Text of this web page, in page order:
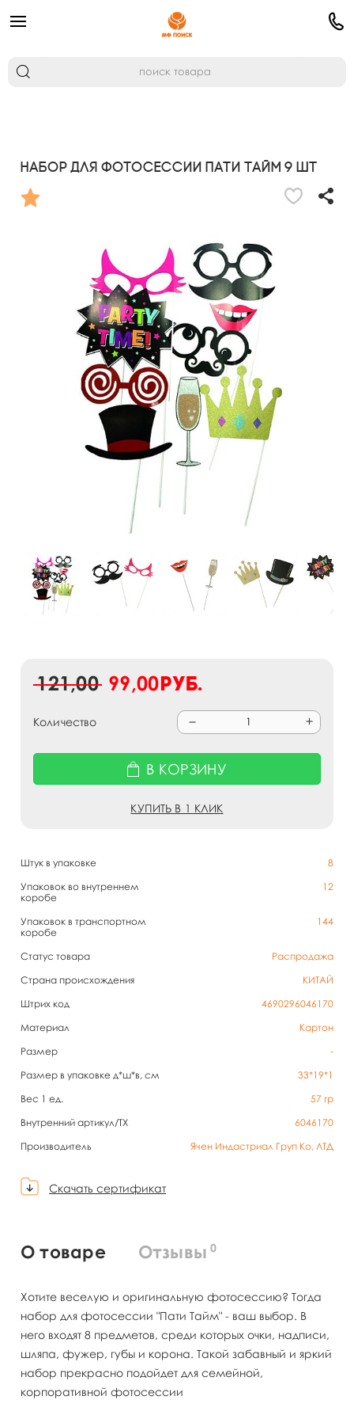
Набор для фотосессии Пати Тайм 9 шт
Штук в упаковке
8
Упаковок во внутреннем
коробе
12
Упаковок в транспортном
коробе
144
Статус товара
Распродажа
Страна происхождения
КИТАЙ
Штрих код
4690296046170
Материал
Картон
Размер
-
Размер в упаковке д*ш*в, см
33*19*1
Вес 1 ед.
57 гр
Внутренний артикул/TX
6046170
Производитель
Ячен Индастриал Груп Ко, ЛТД
Скачать сертификат
121,00 99,00руб.
Количество
В КОРЗИНУ
КУПИТЬ В 1 КЛИК
О товаре Отзывы 0
Хотите веселую и оригинальную фотосессию? Тогда
набор для фотосессии "Пати Тайм" - ваш выбор. В
него входят 8 предметов, среди которых очки, надписи,
шляпа, фужер, губы и корона. Такой забавный и яркий
набор прекрасно подойдет для семейной,
корпоративной фотосессии